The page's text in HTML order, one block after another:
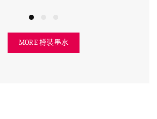
MORE 樽裝墨水